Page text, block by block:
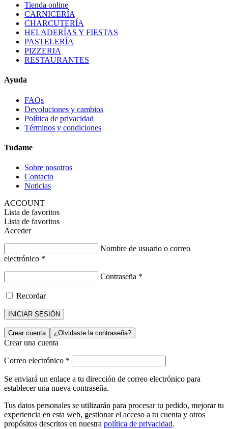
Tienda online
CARNICERÍA
CHARCUTERÍA
HELADERÍAS Y FIESTAS
PASTELERÍA
PIZZERIA
RESTAURANTES
Ayuda
FAQs
Devoluciones y cambios
Política de privacidad
Términos y condiciones
Tudame
Sobre nosotros
Contacto
Noticias
ACCOUNT
Lista de favoritos
Lista de favoritos
Acceder
Nombre de usuario o correo
electrónico *
Contraseña *
Recordar
INICIAR SESIÓN
Crear cuenta ¿Olvidaste la contraseña?
Crear una cuenta
Correo electrónico *
Se enviará un enlace a tu dirección de correo electrónico para
establecer una nueva contraseña.
Tus datos personales se utilizarán para procesar tu pedido, mejorar tu
experiencia en esta web, gestionar el acceso a tu cuenta y otros
propósitos descritos en nuestra política de privacidad.